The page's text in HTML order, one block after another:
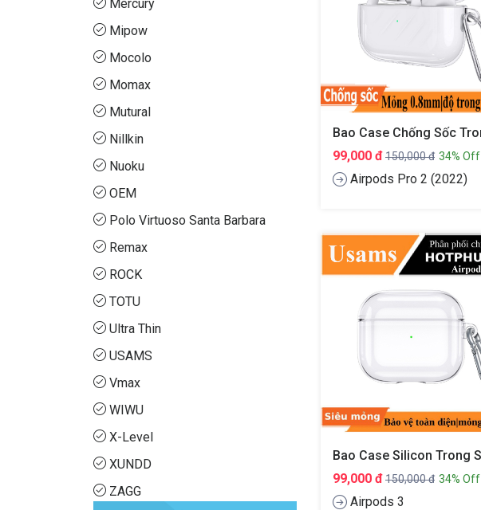
99,000 đ150,000 đ 34% Off
Airpods Pro 2 (2022)
99,000 đ150,000 đ 34% Off
Airpods 3
Mercury
Mipow
Mocolo
Momax
Mutural
Nillkin
Nuoku
OEM
Polo Virtuoso Santa Barbara
Remax
ROCK
TOTU
Ultra Thin
USAMS
Vmax
WIWU
X-Level
XUNDD
ZAGG